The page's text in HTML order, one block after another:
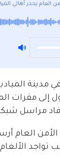
العام يحذر أهالي
مدينة
إلى مقرات
مراسل شبكة
العام
تواجد